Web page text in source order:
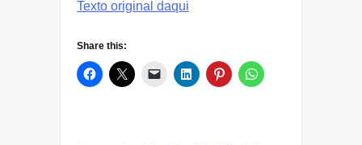
Texto original daqui
Share this: